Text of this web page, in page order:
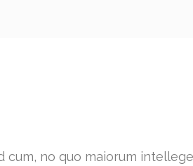
no quo maiorum